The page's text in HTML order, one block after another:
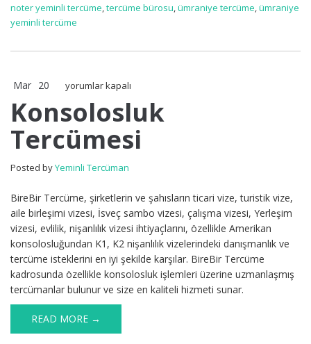
noter yeminli tercüme,tercüme bürosu,ümraniye tercüme,ümraniye
yeminli tercüme
Mar 20
Konsolosluk
için
yorumlar kapalı
Konsolosluk
Tercümesi
Posted byYeminli Tercüman
BireBir Tercüme, şirketlerin ve şahısların ticari vize, turistik vize,
aile birleşimi vizesi, İsveç sambo vizesi, çalışma vizesi, Yerleşim
vizesi, evlilik, nişanlılık vizesi ihtiyaçlarını, özellikle Amerikan
konsolosluğundan K1, K2 nişanlılık vizelerindeki danışmanlık ve
tercüme isteklerini en iyi şekilde karşılar. BireBir Tercüme
kadrosunda özellikle konsolosluk işlemleri üzerine uzmanlaşmış
tercümanlar bulunur ve size en kaliteli hizmeti sunar.
READ MORE →